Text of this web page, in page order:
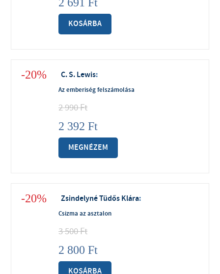
KOSÁRBA
-20% C. S. Lewis:
Az emberiség felszámolása
2 990Ft
2 392 Ft
MEGNÉZEM
-20% Zsindelyné Tüdős Klára:
Csizma az asztalon
3 500Ft
2 800 Ft
KOSÁRBA